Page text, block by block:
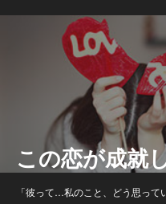
この恋が成就
「彼って…私のこと、どう思って